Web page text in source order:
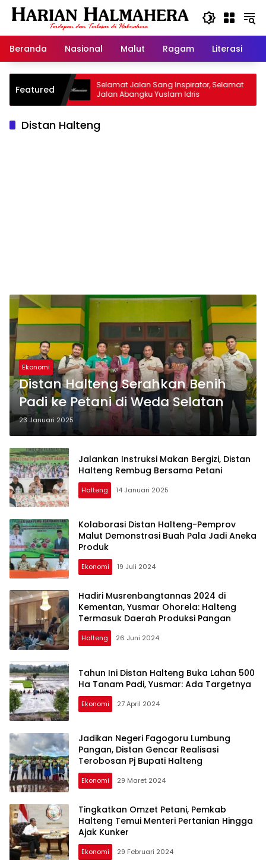
Langsung
Beranda
Nasional Malut Ragam Literasi
Featured
Selamat Jalan Sang Inspirator, Selamat
Jalan Abangku Yuslam Idris
Distan Halteng
Ekonomi
Distan Halteng Serahkan Benih
Padi ke Petani di Weda Selatan
23 Januari 2025
Jalankan Instruksi Makan Bergizi, Distan
Halteng Rembug Bersama Petani
Halteng 14 Januari 2025
Kolaborasi Distan Halteng-Pemprov
Malut Demonstrasi Buah Pala Jadi Aneka
Produk
Ekonomi 19 Juli 2024
Hadiri Musrenbangtannas 2024 di
Kementan, Yusmar Ohorela: Halteng
Termasuk Daerah Produksi Pangan
Halteng 26 Juni 2024
Tahun Ini Distan Halteng Buka Lahan 500
Ha Tanam Padi, Yusmar: Ada Targetnya
Ekonomi 27 April 2024
Jadikan Negeri Fagogoru Lumbung
Pangan, Distan Gencar Realisasi
Terobosan Pj Bupati Halteng
Ekonomi 29 Maret 2024
Tingkatkan Omzet Petani, Pemkab
Halteng Temui Menteri Pertanian Hingga
Ajak Kunker
Ekonomi 29 Februari 2024